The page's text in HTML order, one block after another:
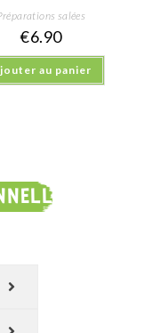
salées
€6.90
au panier